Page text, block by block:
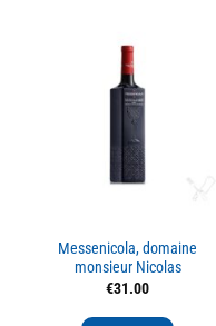
Messenicola, domaine
monsieur Nicolas
€31.00